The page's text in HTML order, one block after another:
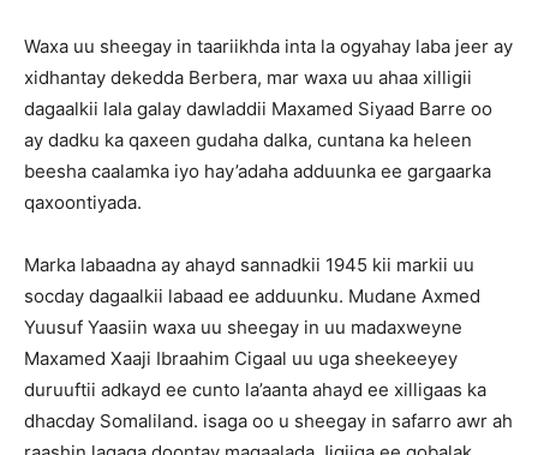
Waxa uu sheegay in taariikhda inta la ogyahay laba jeer ay
xidhantay dekedda Berbera, mar waxa uu ahaa xilligii
dagaalkii lala galay dawladdii Maxamed Siyaad Barre oo
ay dadku ka qaxeen gudaha dalka, cuntana ka heleen
beesha caalamka iyo hay’adaha adduunka ee gargaarka
qaxoontiyada.
Marka labaadna ay ahayd sannadkii 1945 kii markii uu
socday dagaalkii labaad ee adduunku. Mudane Axmed
Yuusuf Yaasiin waxa uu sheegay in uu madaxweyne
Maxamed Xaaji Ibraahim Cigaal uu uga sheekeeyey
duruuftii adkayd ee cunto la’aanta ahayd ee xilligaas ka
dhacday Somaliland. isaga oo u sheegay in safarro awr ah